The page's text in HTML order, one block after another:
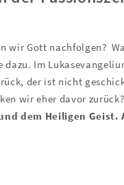
wir Gott nachfolgen?
Im
der ist nicht
wir eher davor zurück?
dem Heiligen Geist.